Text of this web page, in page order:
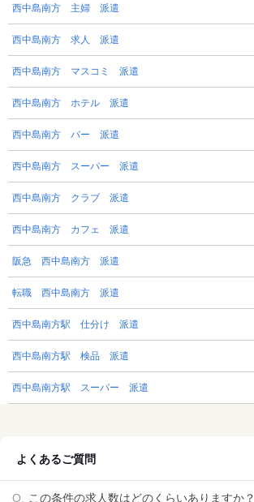
西中島南方 主婦 派遣
西中島南方 求人 派遣
西中島南方 マスコミ 派遣
西中島南方 ホテル 派遣
西中島南方 バー 派遣
西中島南方 スーパー 派遣
西中島南方 クラブ 派遣
西中島南方 カフェ 派遣
阪急 西中島南方 派遣
転職 西中島南方 派遣
西中島南方駅 仕分け 派遣
西中島南方駅 検品 派遣
西中島南方駅 スーパー 派遣
よくあるご質問
この条件の求人数はどのくらいありますか？